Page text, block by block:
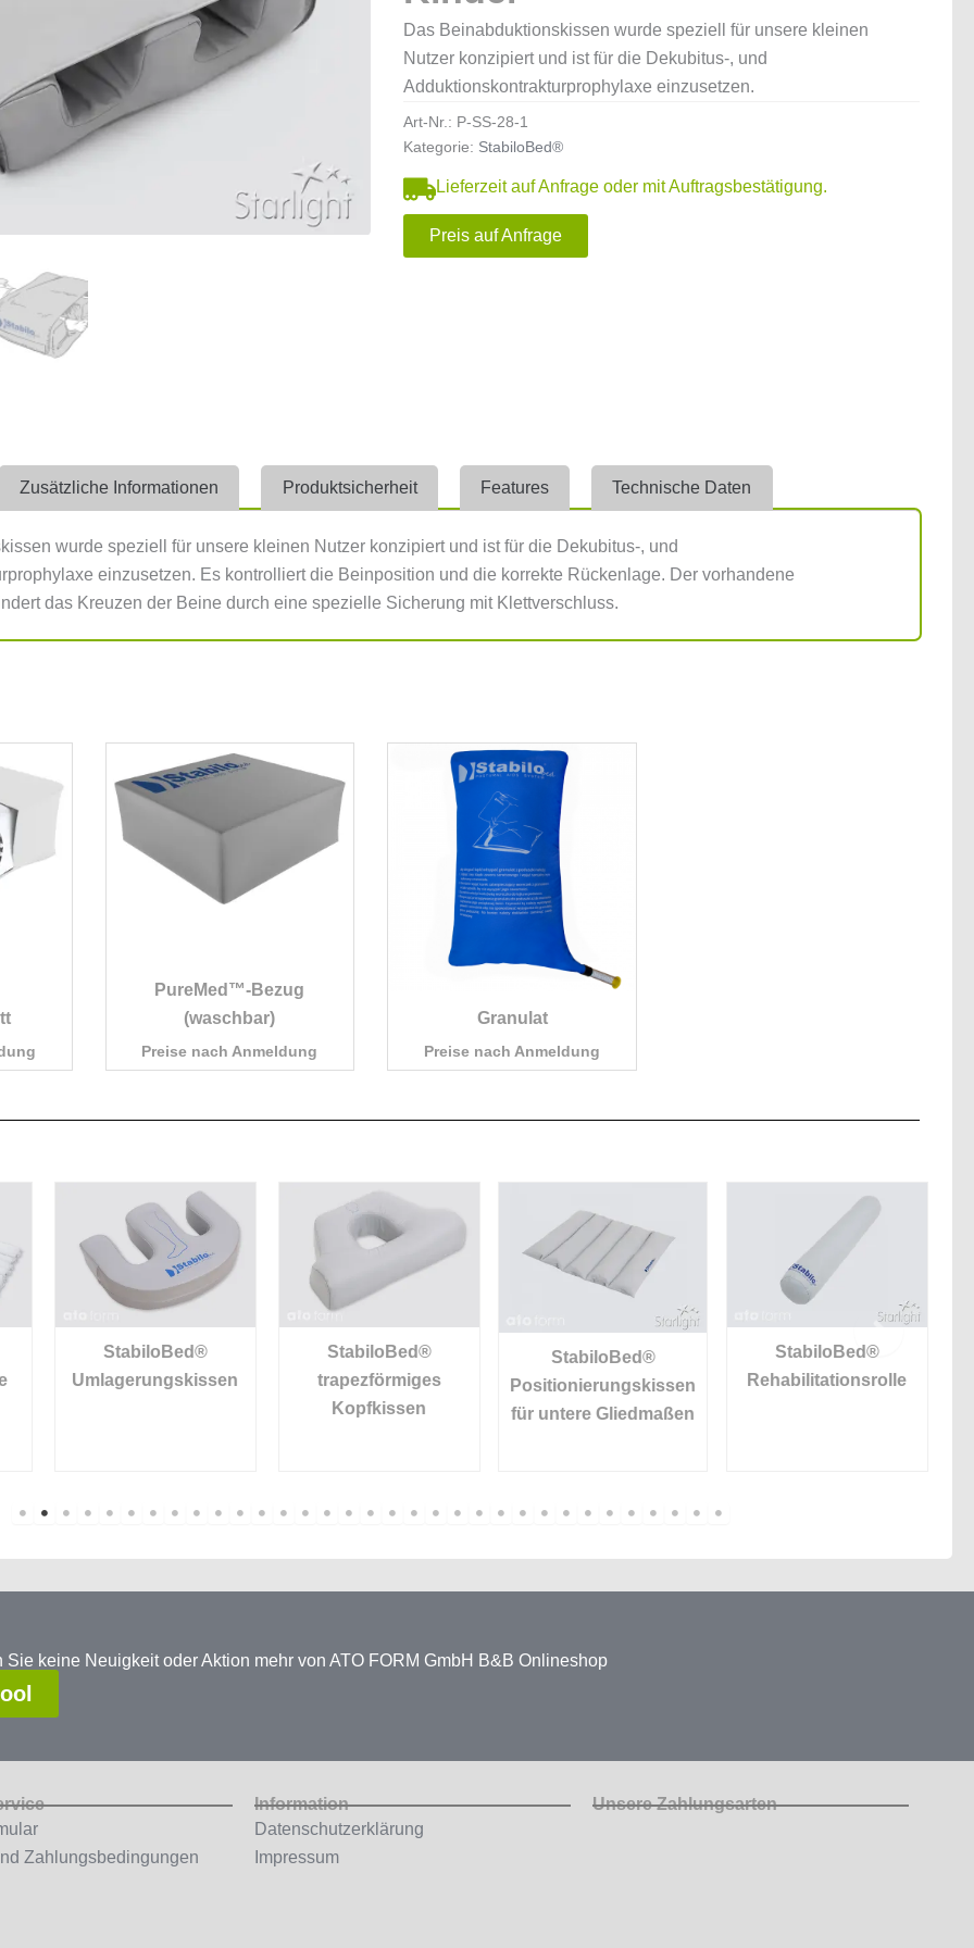
Das Beinabduktionskissen wurde speziell für unsere kleinen
Nutzer konzipiert und ist für die Dekubitus-, und
Adduktionskontrakturprophylaxe einzusetzen.
Art-Nr.: P-SS-28-1
Kategorie: StabiloBed®
Lieferzeit auf Anfrage oder mit Auftragsbestätigung.
Preis auf Anfrage
Zusätzliche Informationen Produktsicherheit Features Technische Daten
wurde speziell für unsere kleinen Nutzer konzipiert und ist für die Dekubitus-, und
einzusetzen. Es kontrolliert die Beinposition und die korrekte Rückenlage. Der vorhandene
das Kreuzen der Beine durch eine spezielle Sicherung mit Klettverschluss.
PureMed™-Bezug
(waschbar)
Preise nach Anmeldung
Granulat
Preise nach Anmeldung
StabiloBed®
Umlagerungskissen
StabiloBed®
trapezförmiges
Kopfkissen
StabiloBed®
Positionierungskissen
für untere Gliedmaßen
StabiloBed®
Rehabilitationsrolle
keine Neuigkeit oder Aktion mehr von ATO FORM GmbH B&B Onlineshop
Zahlungsbedingungen
Information
Datenschutzerklärung
Impressum
Unsere Zahlungsarten